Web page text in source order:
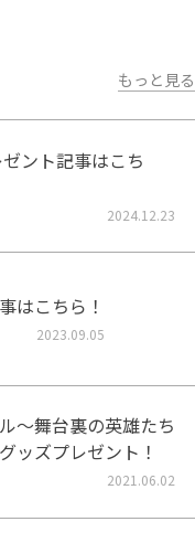
もっと見る
ント記事はこち
2024.12.23
はこちら！
2023.09.05
～舞台裏の英雄たち
ッズプレゼント！
2021.06.02